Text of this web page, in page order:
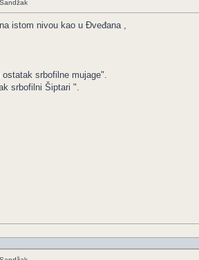
istom nivou kao u Đveđana ,
srbofilne mujage".
srbofilni Šiptari ".